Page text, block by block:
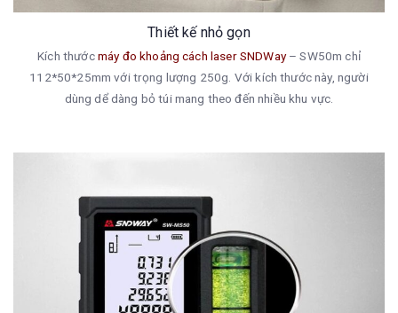
Thiết kế nhỏ gọn
Kích thướcmáy đo khoảng cách laser SNDWay– SW50m chỉ
112*50*25mm với trọng lượng 250g. Với kích thước này, người
dùng dể dàng bỏ túi mang theo đến nhiều khu vực.